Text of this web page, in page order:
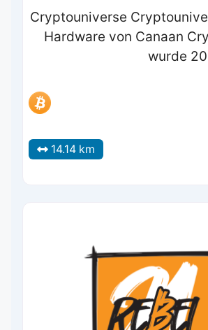
Cryptouniverse
Hardware von Canaan
wurde
14.14 km